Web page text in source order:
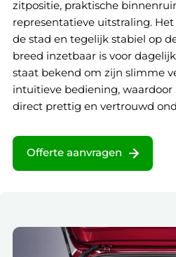
zitpositie, praktische
representatieve uitstraling.
de stad en tegelijk stabiel op
breed inzetbaar is voor
staat bekend om zijn slimme
intuïtieve bediening,
direct prettig en vertrouwd
Offerte aanvragen